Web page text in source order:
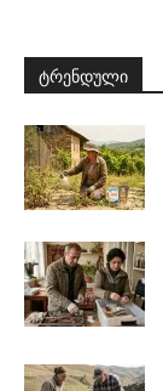
ტრენდული